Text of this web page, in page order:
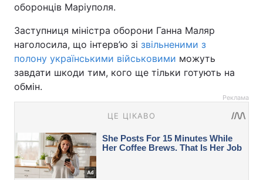
оборонців Маріуполя.
Заступниця міністра оборони Ганна Маляр
наголосила, що інтерв’ю зі звільненими з
полону українськими військовими можуть
завдати шкоди тим, кого ще тільки готують на
обмін.
Реклама